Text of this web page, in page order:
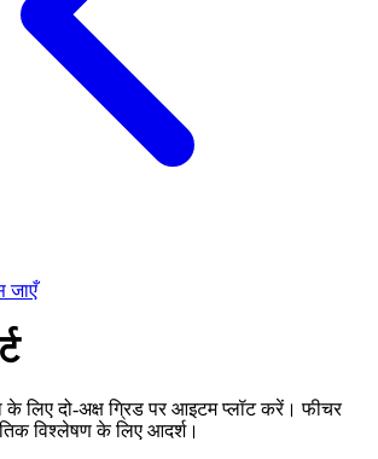
जाएँ
लिए दो-अक्ष ग्रिड पर आइटम प्लॉट करें। फीचर
विश्लेषण के लिए आदर्श।